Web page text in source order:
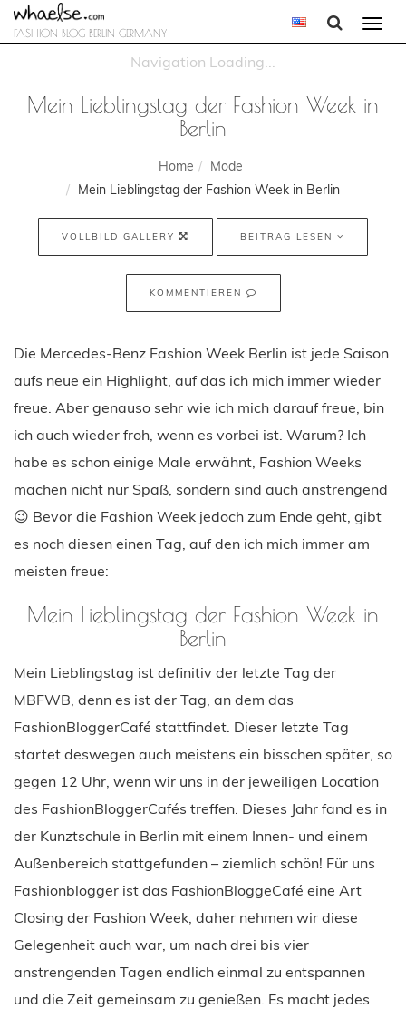
FASHION BLOG BERLIN GERMANY
Mein Lieblingstag der Fashion Week in
Berlin
Home
Mode
Mein Lieblingstag der Fashion Week in Berlin
VOLLBILD GALLERY BEITRAG LESEN
KOMMENTIEREN
Die Mercedes-Benz Fashion Week Berlin ist jede Saison
aufs neue ein Highlight, auf das ich mich immer wieder
freue. Aber genauso sehr wie ich mich darauf freue, bin
ich auch wieder froh, wenn es vorbei ist. Warum? Ich
habe es schon einige Male erwähnt, Fashion Weeks
machen nicht nur Spaß, sondern sind auch anstrengend
😉 Bevor die Fashion Week jedoch zum Ende geht, gibt
es noch diesen einen Tag, auf den ich mich immer am
meisten freue:
Mein Lieblingstag der Fashion Week in
Berlin
Mein Lieblingstag ist definitiv der letzte Tag der
MBFWB, denn es ist der Tag, an dem das
FashionBloggerCafé stattfindet. Dieser letzte Tag
startet deswegen auch meistens ein bisschen später, so
gegen 12 Uhr, wenn wir uns in der jeweiligen Location
des FashionBloggerCafés treffen. Dieses Jahr fand es in
der Kunztschule in Berlin mit einem Innen- und einem
Außenbereich stattgefunden – ziemlich schön! Für uns
Fashionblogger ist das FashionBloggeCafé eine Art
Closing der Fashion Week, daher nehmen wir diese
Gelegenheit auch war, um nach drei bis vier
anstrengenden Tagen endlich einmal zu entspannen
und die Zeit gemeinsam zu genießen. Es macht jedes